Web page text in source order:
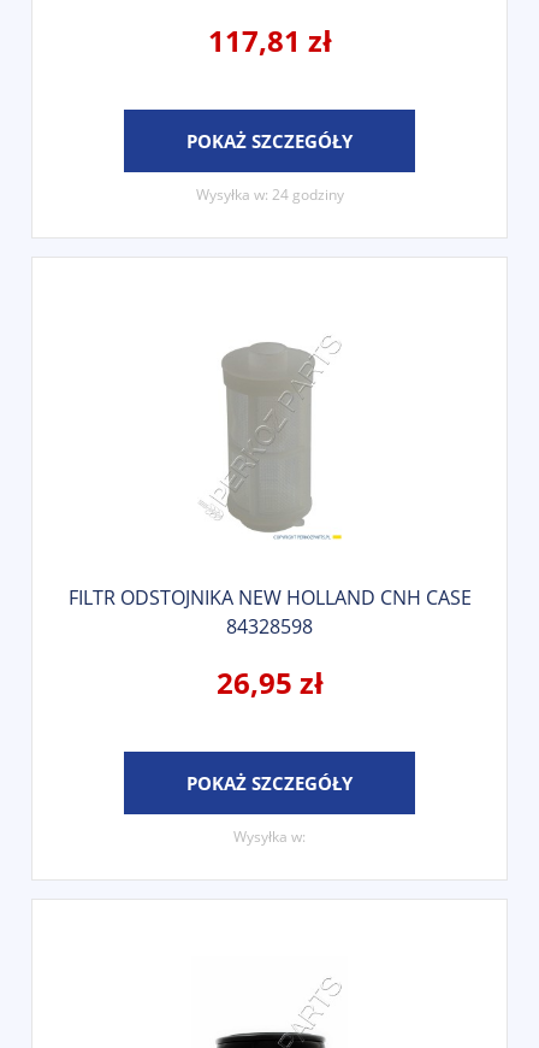
117,81 zł
POKAŻ SZCZEGÓŁY
Wysyłka w: 24 godziny
FILTR ODSTOJNIKA NEW HOLLAND CNH CASE
84328598
26,95 zł
POKAŻ SZCZEGÓŁY
Wysyłka w: